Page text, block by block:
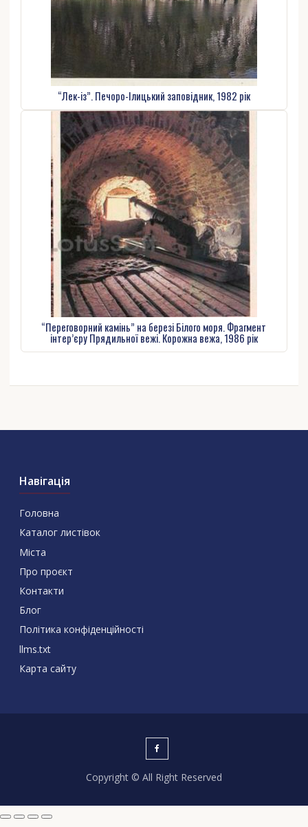
“Лек-із”. Печоро-Ілицький заповідник, 1982 рік
“Переговорний камінь” на березі Білого моря. Фрагмент
інтер’єру Прядильної вежі. Корожна вежа, 1986 рік
Навігація
Головна
Каталог листівок
Міста
Про проєкт
Контакти
Блог
Політика конфіденційності
llms.txt
Карта сайту
Copyright © All Right Reserved